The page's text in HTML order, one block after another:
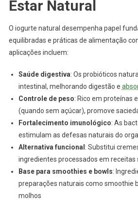
Estar Natural
O iogurte natural desempenha papel
equilibradas e práticas de alimentação
aplicações incluem:
Saúde digestiva: Os probióticos
intestinal, melhorando digestão e
Controle de peso: Rico em proteínas
(quando sem açúcar), promove
Fortalecimento imunológico: As
estimulam as defesas naturais do
Alternativa funcional : Substitui
ingredientes processados em receitas
Base para smoothies e bowls:
preparações naturais como smoothie
molhos